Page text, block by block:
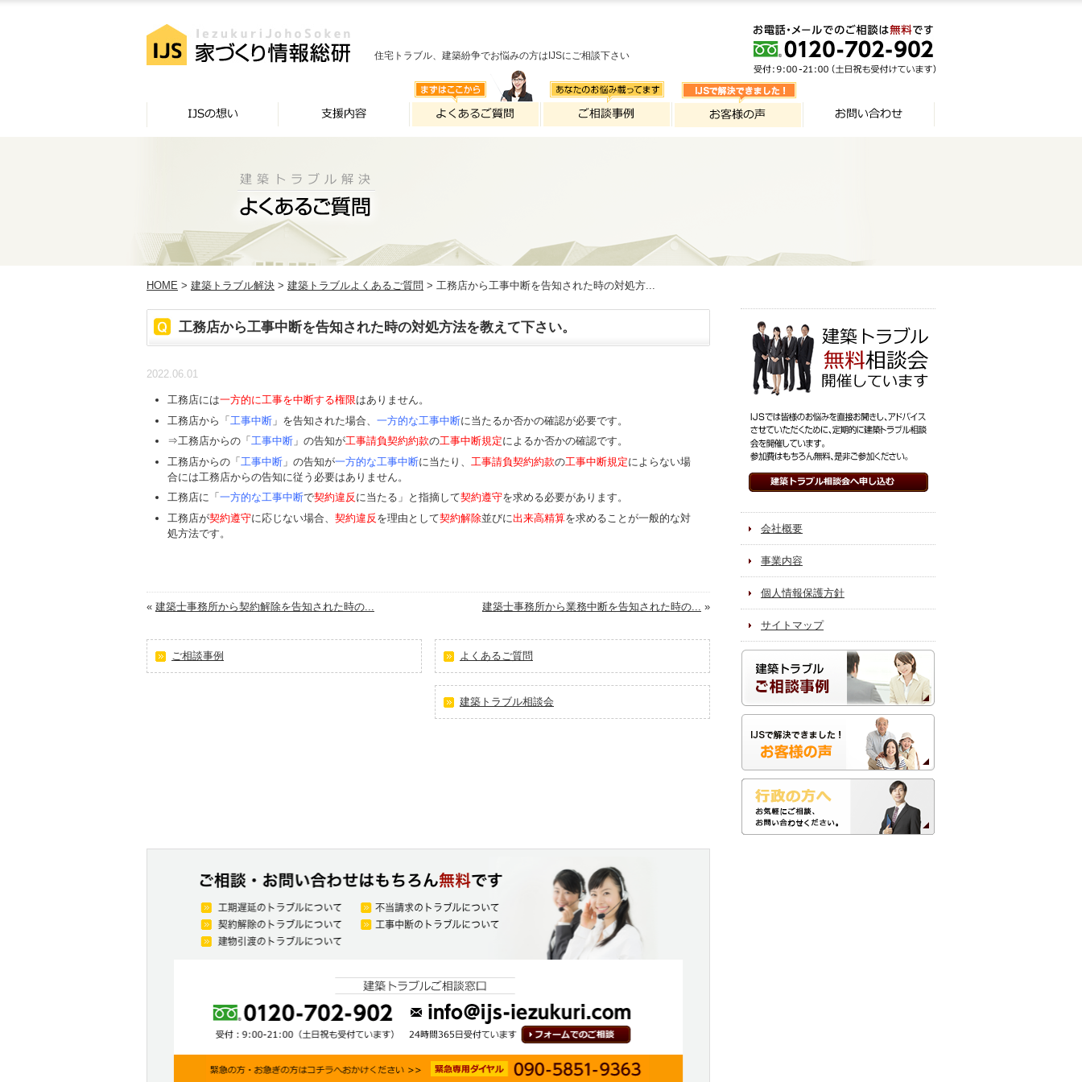
住宅トラブル、建築紛争でお悩みの方はIJSにご相談下さい
会社概要
事業内容
個人情報保護方針
サイトマップ
HOME > 建築トラブル解決 > 建築トラブルよくあるご質問 > 工務店から工事中断を告知された時の対処方...
工務店から工事中断を告知された時の対処方法を教えて下さい。
2022.06.01
工務店には一方的に工事を中断する権限はありません。
工務店から「工事中断 」を告知された場合、 一方的な工事中断に当たるか否かの確認が必要です。
⇒工務店からの「 工事中断 」の告知が工事請負契約約款の工事中断規定によるか否かの確認です。
工務店からの「工事中断 」の告知が一方的な工事中断に当たり、 工事請負契約約款の工事中断規定によらない場
合には工務店からの告知に従う必要はありません。
工務店に「 一方的な工事中断で契約違反 に当たる」と指摘して契約遵守を求める必要があります。
工務店が契約遵守に応じない場合、 契約違反 を理由として契約解除並びに出来高精算を求めることが一般的な対
処方法です。
« 建築士事務所から契約解除を告知された時の... 建築士事務所から業務中断を告知された時の... »
よくあるご質問
ご相談事例
建築トラブル相談会